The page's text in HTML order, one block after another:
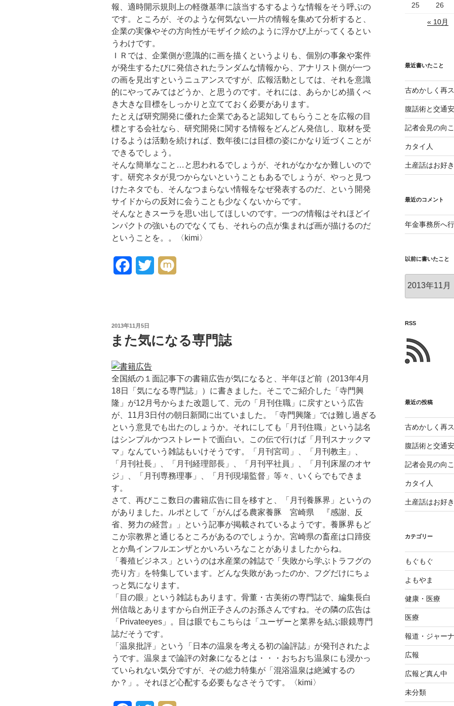
報、適時開示規則上の軽微基準に該当するするような情報をそう呼ぶの
です。ところが、そのような何気ない一片の情報を集めて分析すると、
企業の実像やその方向性がモザイク絵のように浮かび上がってくるとい
うわけです。
ＩＲでは、企業側が意識的に画を描くというよりも、個別の事象や案件
が発生するたびに発信されたランダムな情報から、アナリスト側が一つ
の画を見出すというニュアンスですが、広報活動としては、それを意識
的にやってみてはどうか、と思うのです。それには、あらかじめ描くべ
き大きな目標をしっかりと立てておく必要があります。
たとえば研究開発に優れた企業であると認知してもらうことを広報の目
標とする会社なら、研究開発に関する情報をどんどん発信し、取材を受
けるようは活動を続ければ、数年後には目標の姿にかなり近づくことが
できるでしょう。
そんな簡単なこと…と思われるでしょうが、それがなかなか難しいので
す。研究ネタが見つからないということもあるでしょうが、やっと見つ
けたネタでも、そんなつまらない情報をなぜ発表するのだ、という開発
サイドからの反対に会うことも少なくないからです。
そんなときスーラを思い出してほしいのです。一つの情報はそれほどイ
ンパクトの強いものでなくても、それらの点が集まれば画が描けるのだ
ということを。。〈kimi〉
b
o
k
t
r
投
日:
2013年11月5日
また気になる専門誌
全国紙の１面記事下の書籍広告が気になると、半年ほど前（2013年4月
18日「気になる専門誌」）に書きました。そこでご紹介した「寺門興
隆」が12月号からまた改題して、元の「月刊住職」に戻すという広告
が、11月3日付の朝日新聞に出ていました。「寺門興隆」では難し過ぎる
という意見でも出たのしょうか。それにしても「月刊住職」という誌名
はシンプルかつストレートで面白い。この伝で行けば「月刊スナックマ
マ」なんていう雑誌もいけそうです。「月刊宮司」、「月刊教主」、
「月刊社長」、「月刊経理部長」、「月刊平社員」、「月刊床屋のオヤ
ジ」、「月刊専務理事」、「月刊現場監督」等々、いくらでもできま
す。
さて、再びここ数日の書籍広告に目を移すと、「月刊養豚界」というの
がありました。ルポとして「がんばる農家養豚 宮崎県 『感謝、反
省、努力の経営』」という記事が掲載されているようです。養豚界もど
こか宗教界と通じるところがあるのでしょうか。宮崎県の畜産は口蹄疫
とか鳥インフルエンザとかいろいろなことがありましたからね。
「養殖ビジネス」というのは水産業の雑誌で「失敗から学ぶトラフグの
売り方」を特集しています。どんな失敗があったのか、フグだけにちょ
っと気になります。
「目の眼」という雑誌もあります。骨董・古美術の専門誌で、編集長白
州信哉とありますから白州正子さんのお孫さんですね。その隣の広告は
「Privateeyes」。目は眼でもこちらは「ユーザーと業界を結ぶ眼鏡専門
誌だそうです。
「温泉批評」という「日本の温泉を考える初の論評誌」が発刊されたよ
うです。温泉まで論評の対象になるとは・・・おちおち温泉にも浸かっ
ていられない気分ですが、その総力特集が「混浴温泉は絶滅するの
か？」。それほど心配する必要もなさそうです。〈kimi〉
25 26
« 10月
最近書いたこと
古めかしく再
腹話術と交通
記者会見の向
カタイ人
土産話はお好
最近のコメント
年金事務所へ
以前に書いたこと
前
に
い
こ
と
RSS
最近の投稿
古めかしく再
腹話術と交通
記者会見の向
カタイ人
土産話はお好
カテゴリー
もぐもぐ
よもやま
健康・医療
医療
報道・ジャー
広報
広報ど真ん中
未分類